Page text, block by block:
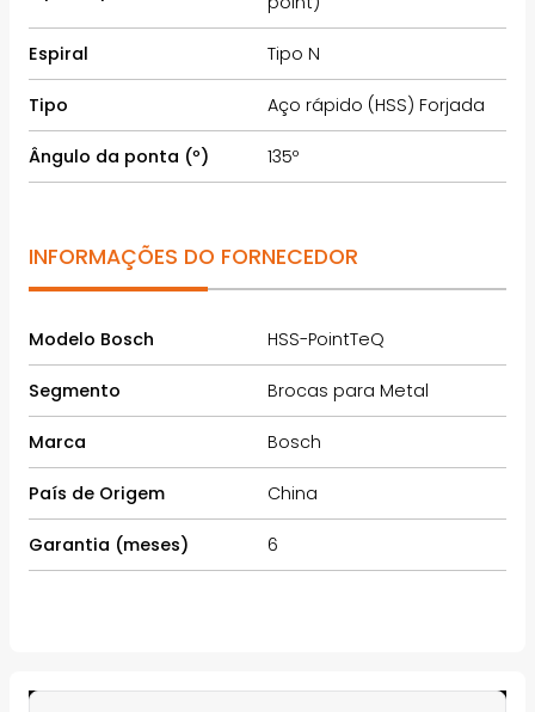
Espiral Tipo N
Tipo Aço rápido (HSS) Forjada
Ângulo da ponta (º) 135º
INFORMAÇÕES DO FORNECEDOR
Modelo Bosch HSS-PointTeQ
Segmento Brocas para Metal
Marca Bosch
País de Origem China
Garantia (meses) 6